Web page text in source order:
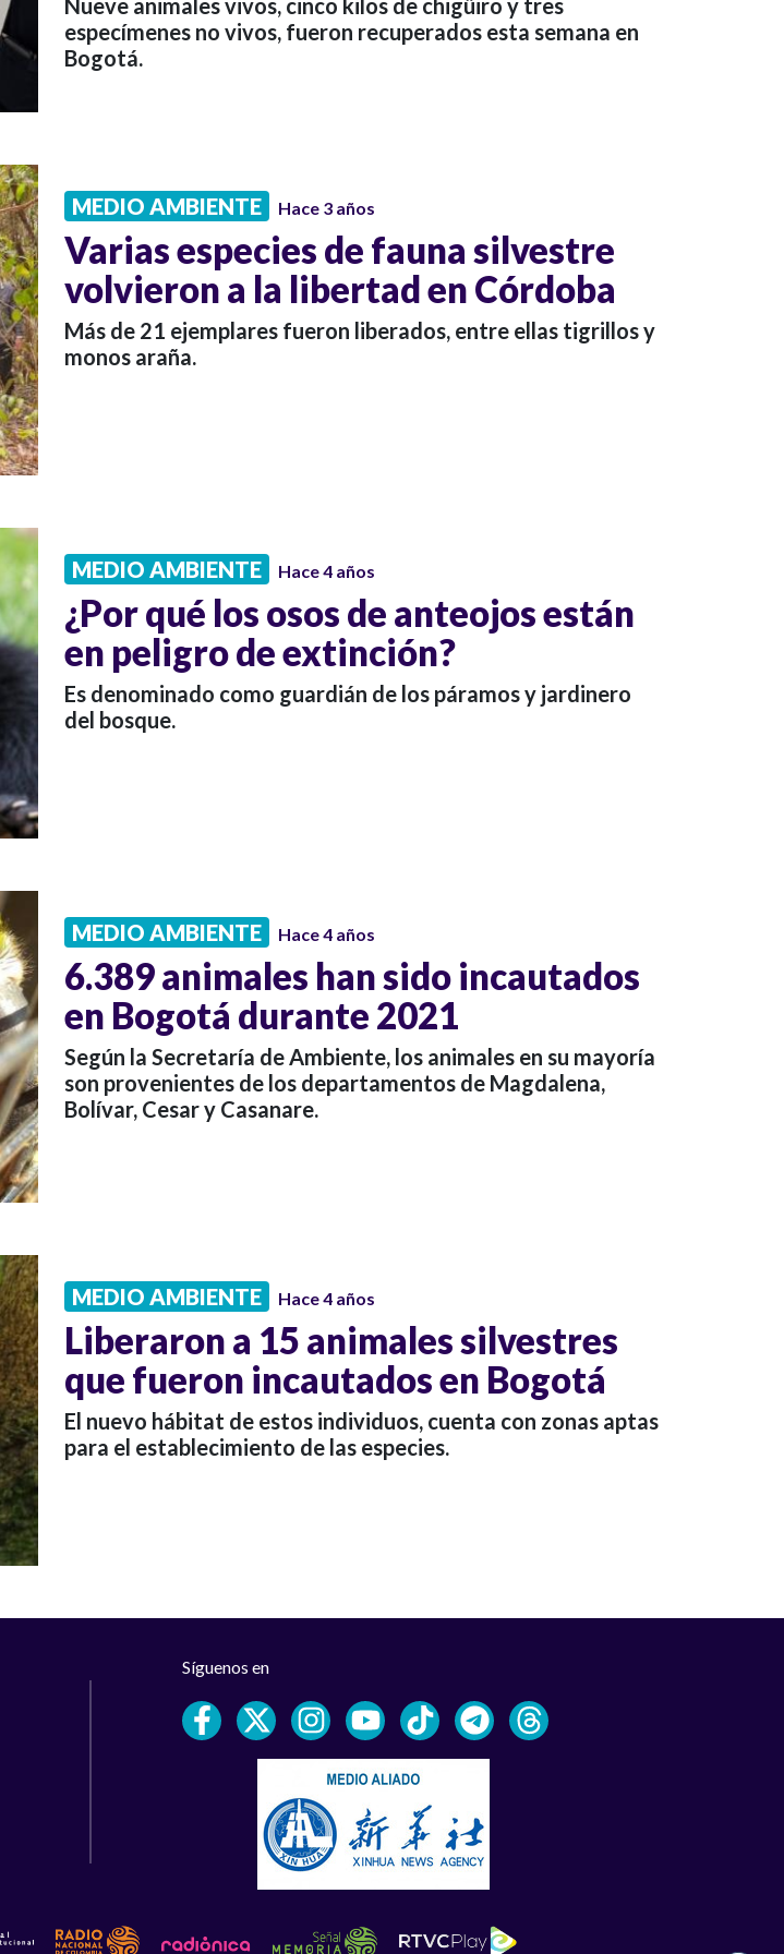
Nueve animales vivos, cinco kilos de chigüiro y tres
especímenes no vivos, fueron recuperados esta semana en
Bogotá.
MEDIO AMBIENTE Hace 3 años
Varias especies de fauna silvestre
volvieron a la libertad en Córdoba
Más de 21 ejemplares fueron liberados, entre ellas tigrillos y
monos araña.
MEDIO AMBIENTE Hace 4 años
¿Por qué los osos de anteojos están
en peligro de extinción?
Es denominado como guardián de los páramos y jardinero
del bosque.
MEDIO AMBIENTE Hace 4 años
6.389 animales han sido incautados
en Bogotá durante 2021
Según la Secretaría de Ambiente, los animales en su mayoría
son provenientes de los departamentos de Magdalena,
Bolívar, Cesar y Casanare.
MEDIO AMBIENTE Hace 4 años
Liberaron a 15 animales silvestres
que fueron incautados en Bogotá
El nuevo hábitat de estos individuos, cuenta con zonas aptas
para el establecimiento de las especies.
Síguenos en